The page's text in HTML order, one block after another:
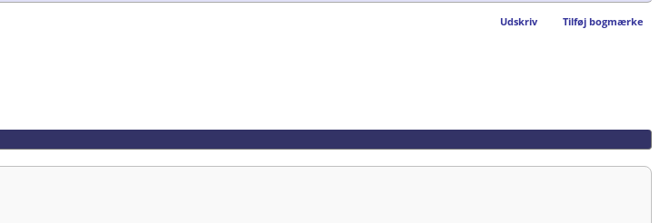
Udskriv Tilføj bogmærke